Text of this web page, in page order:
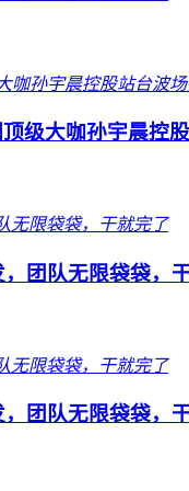
级大咖孙宇晨控
团队无限袋袋，
团队无限袋袋，